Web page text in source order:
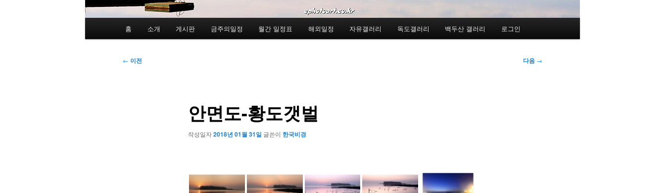
홈 소개 게시판 금주의일정 월간 일정표 해외일정 자유갤러리 독도갤러리 백두산 갤러리 로그인
글
← 이전 다음 →
안면도-황도갯벌
작성일자2018년 01월 31일 글쓴이 한국비경